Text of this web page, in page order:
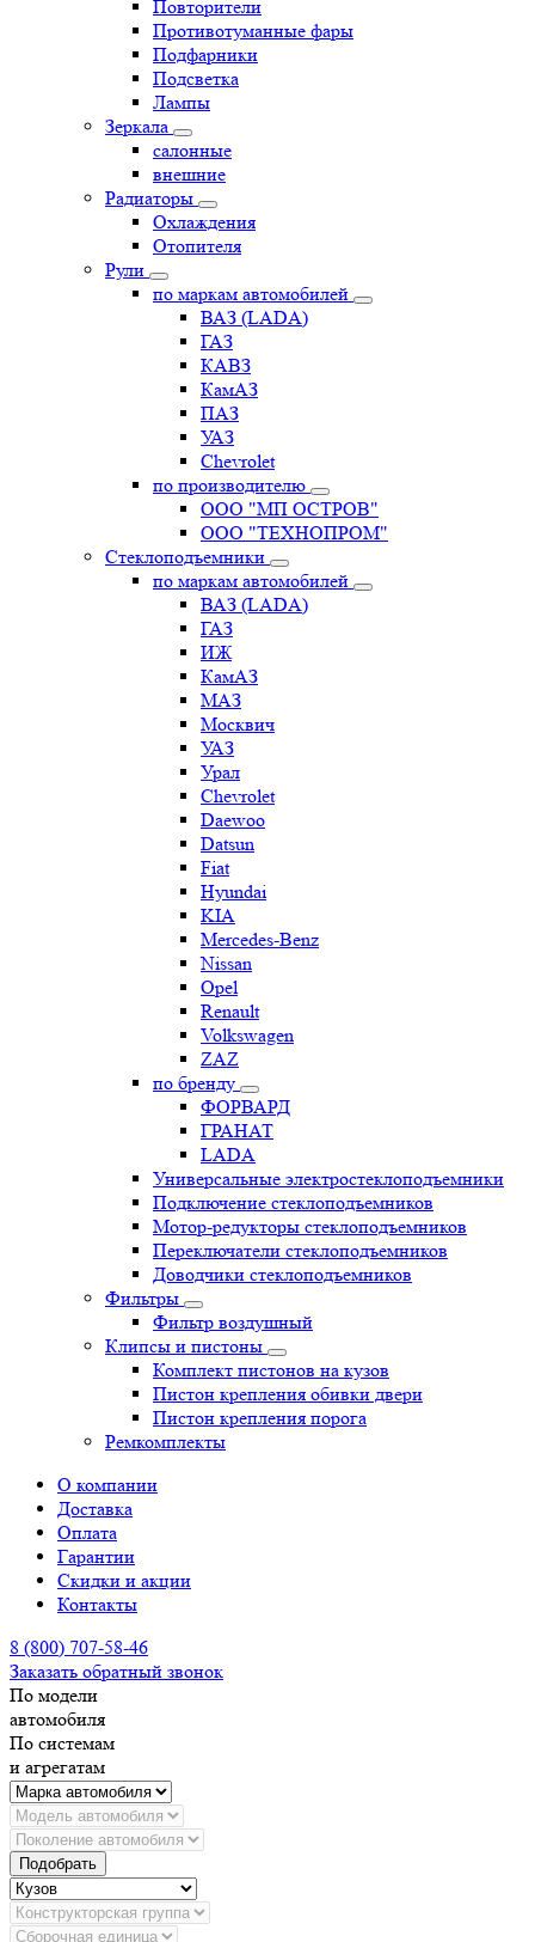
Повторители
Противотуманные фары
Подфарники
Подсветка
Лампы
Зеркала
салонные
внешние
Радиаторы
Охлаждения
Отопителя
Рули
по маркам автомобилей
ВАЗ (LADA)
ГАЗ
КАВЗ
КамАЗ
ПАЗ
УАЗ
Chevrolet
по производителю
ООО "МП ОСТРОВ"
ООО "ТЕХНОПРОМ"
Стеклоподъемники
по маркам автомобилей
ВАЗ (LADA)
ГАЗ
ИЖ
КамАЗ
МАЗ
Москвич
УАЗ
Урал
Chevrolet
Daewoo
Datsun
Fiat
Hyundai
KIA
Mercedes-Benz
Nissan
Opel
Renault
Volkswagen
ZAZ
по бренду
ФОРВАРД
ГРАНАТ
LADA
Универсальные электростеклоподъемники
Подключение стеклоподъемников
Мотор-редукторы стеклоподъемников
Переключатели стеклоподъемников
Доводчики стеклоподъемников
Фильтры
Фильтр воздушный
Клипсы и пистоны
Комплект пистонов на кузов
Пистон крепления обивки двери
Пистон крепления порога
Ремкомплекты
О компании
Доставка
Оплата
Гарантии
Скидки и акции
Контакты
8 (800) 707-58-46
Заказать обратный звонок
По модели
автомобиля
По системам
и агрегатам
Подобрать